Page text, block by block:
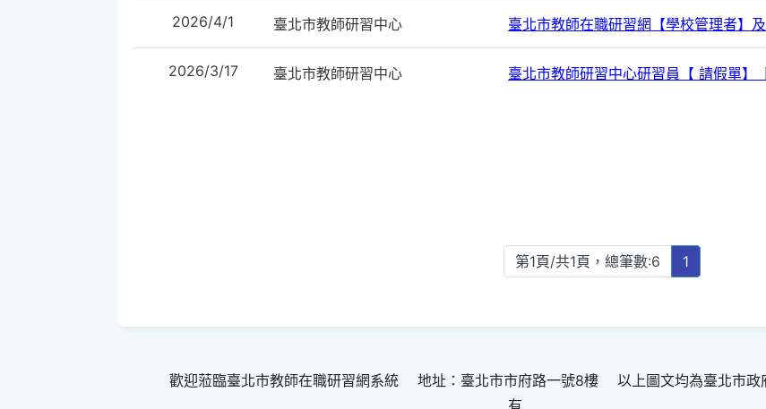
2026/4/1 臺北市教師研習中心 臺北市教師在職研習網【學校管理者】
2026/3/17 臺北市教師研習中心 臺北市教師研習中心研習員【 請假單】
第1頁/共1頁，總筆數:6 1
歡迎蒞臨臺北市教師在職研習網系統 地址：臺北市市府路一號8樓 以上圖文均為臺北市政